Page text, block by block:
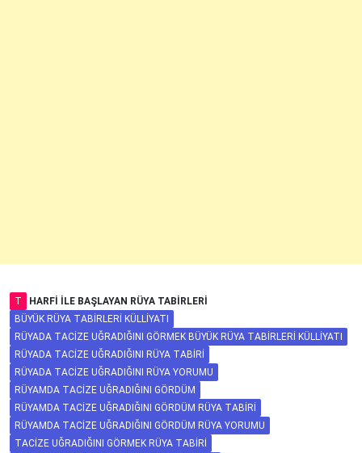
T
HARFI ILE BAŞLAYAN RÜYA TABIRLERI
BÜYÜK RÜYA TABIRLERI KÜLLIYATI
RÜYADA TACIZE UĞRADIĞINI GÖRMEK BÜYÜK RÜYA TABIRLERI KÜLLIYATI
RÜYADA TACIZE UĞRADIĞINI RÜYA TABIRI
RÜYADA TACIZE UĞRADIĞINI RÜYA YORUMU
RÜYAMDA TACIZE UĞRADIĞINI GÖRDÜM
RÜYAMDA TACIZE UĞRADIĞINI GÖRDÜM RÜYA TABIRI
RÜYAMDA TACIZE UĞRADIĞINI GÖRDÜM RÜYA YORUMU
TACIZE UĞRADIĞINI GÖRMEK RÜYA TABIRI